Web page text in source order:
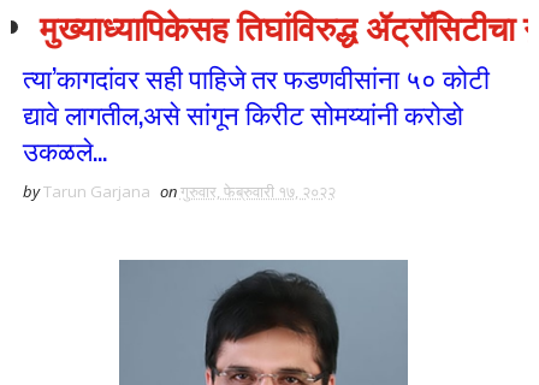
मुख्याध्यापिकेसह तिघांविरुद्ध ॲट्रॉसिटीचा
त्या’कागदांवर सही पाहिजे तर फडणवीसांना ५० कोटी
द्यावे लागतील,असे सांगून किरीट सोमय्यांनी करोडो
उकळले...
byTarun Garjana onगुरुवार, फेब्रुवारी १७, २०२२